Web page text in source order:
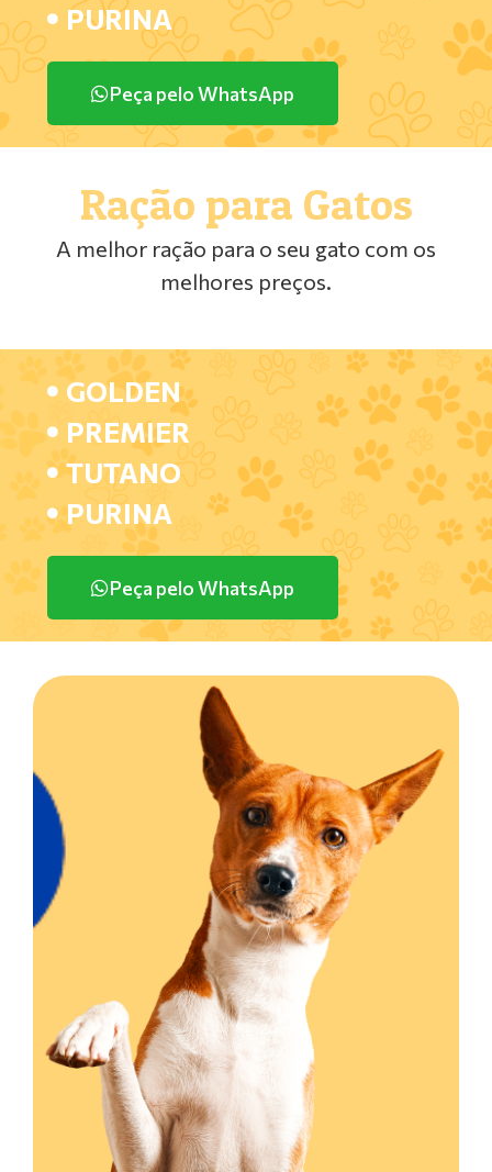
PURINA
Peça pelo WhatsApp
Ração para Gatos
A melhor ração para o seu gato com os
melhores preços.
GOLDEN
PREMIER
TUTANO
PURINA
Peça pelo WhatsApp